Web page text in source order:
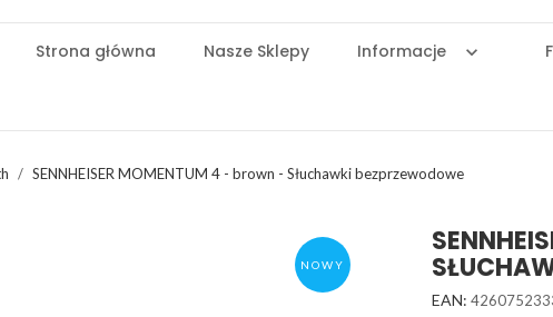
Strona główna Nasze Sklepy Informacje keyboard_arrow_down
SENNHEISER MOMENTUM 4 - brown - Słuchawki bezprzewodowe
NOWY
EAN: